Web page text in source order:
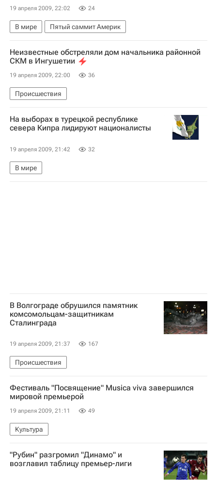
19 апреля 2009, 22:02 24
В мире Пятый саммит Америк
Неизвестные обстреляли дом начальника районной
СКМ в Ингушетии
19 апреля 2009, 22:00 36
Происшествия
На выборах в турецкой республике
севера Кипра лидируют националисты
19 апреля 2009, 21:42 32
В мире
В Волгограде обрушился памятник
комсомольцам-защитникам
Сталинграда
19 апреля 2009, 21:37 167
Происшествия
Фестиваль "Посвящение" Musica viva завершился
мировой премьерой
19 апреля 2009, 21:11 49
Культура
"Рубин" разгромил "Динамо" и
возглавил таблицу премьер-лиги